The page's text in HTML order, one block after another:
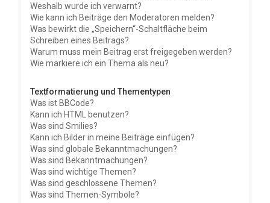
Weshalb wurde ich verwarnt?
Wie kann ich Beiträge den Moderatoren melden?
Was bewirkt die „Speichern“-Schaltfläche beim
Schreiben eines Beitrags?
Warum muss mein Beitrag erst freigegeben werden?
Wie markiere ich ein Thema als neu?
Textformatierung und Thementypen
Was ist BBCode?
Kann ich HTML benutzen?
Was sind Smilies?
Kann ich Bilder in meine Beiträge einfügen?
Was sind globale Bekanntmachungen?
Was sind Bekanntmachungen?
Was sind wichtige Themen?
Was sind geschlossene Themen?
Was sind Themen-Symbole?